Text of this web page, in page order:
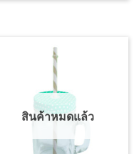
สินค้าหมดแล้ว